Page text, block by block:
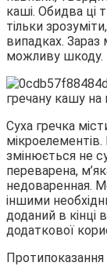
каші. Обидва ці
тільки
випадках. Зараз
можливу шкоду.
Суха гречка
мікроелементів.
змінюється не
переварена,
недоваренная.
іншими
доданий в кінці
додаткової
Протипоказання